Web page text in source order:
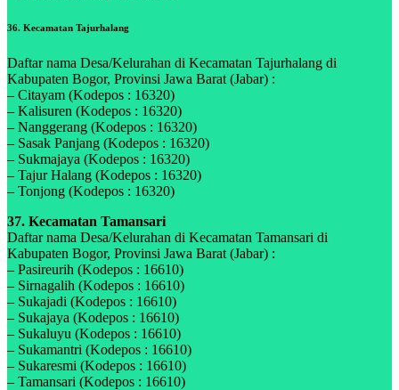
36. Kecamatan Tajurhalang
Daftar nama Desa/Kelurahan di Kecamatan Tajurhalang di
Kabupaten Bogor, Provinsi Jawa Barat (Jabar) :
– Citayam (Kodepos : 16320)
– Kalisuren (Kodepos : 16320)
– Nanggerang (Kodepos : 16320)
– Sasak Panjang (Kodepos : 16320)
– Sukmajaya (Kodepos : 16320)
– Tajur Halang (Kodepos : 16320)
– Tonjong (Kodepos : 16320)
37. Kecamatan Tamansari
Daftar nama Desa/Kelurahan di Kecamatan Tamansari di
Kabupaten Bogor, Provinsi Jawa Barat (Jabar) :
– Pasireurih (Kodepos : 16610)
– Sirnagalih (Kodepos : 16610)
– Sukajadi (Kodepos : 16610)
– Sukajaya (Kodepos : 16610)
– Sukaluyu (Kodepos : 16610)
– Sukamantri (Kodepos : 16610)
– Sukaresmi (Kodepos : 16610)
– Tamansari (Kodepos : 16610)